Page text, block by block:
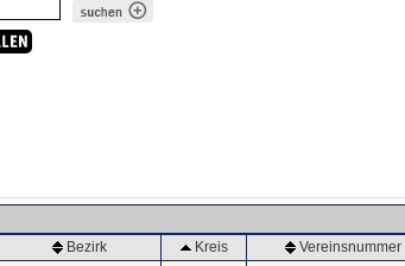
Bezirk Kreis Vereinsnummer